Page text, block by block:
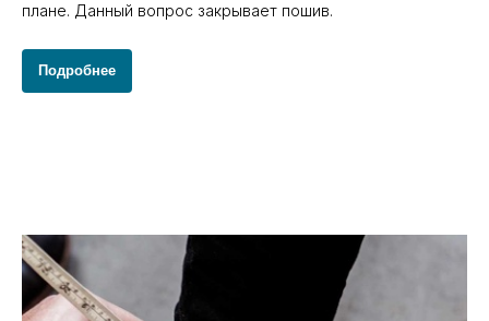
плане. Данный вопрос закрывает пошив.
Подробнее